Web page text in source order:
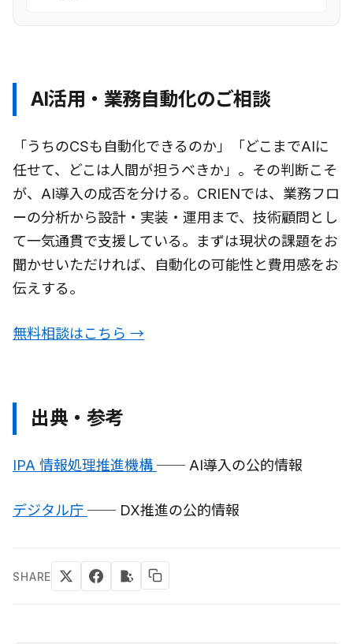
AI活用・業務自動化のご相談
「うちのCSも自動化できるのか」「どこまでAIに
任せて、どこは人間が担うべきか」。その判断こそ
が、AI導入の成否を分ける。CRIENでは、業務フロ
ーの分析から設計・実装・運用まで、技術顧問とし
て一気通貫で支援している。まずは現状の課題をお
聞かせいただければ、自動化の可能性と費用感をお
伝えする。
無料相談はこちら →
出典・参考
IPA 情報処理推進機構 ── AI導入の公的情報
デジタル庁 ── DX推進の公的情報
SHARE